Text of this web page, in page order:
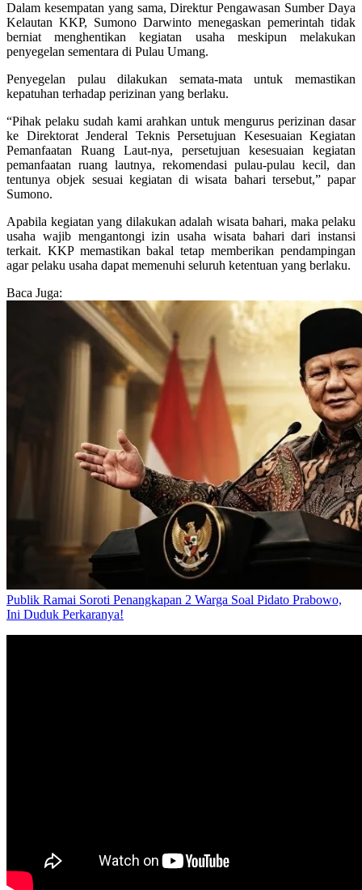
Dalam kesempatan yang sama, Direktur Pengawasan Sumber Daya
Kelautan KKP, Sumono Darwinto menegaskan pemerintah tidak
berniat menghentikan kegiatan usaha meskipun melakukan
penyegelan sementara di Pulau Umang.
Penyegelan pulau dilakukan semata-mata untuk memastikan
kepatuhan terhadap perizinan yang berlaku.
“Pihak pelaku sudah kami arahkan untuk mengurus perizinan dasar
ke Direktorat Jenderal Teknis Persetujuan Kesesuaian Kegiatan
Pemanfaatan Ruang Laut-nya, persetujuan kesesuaian kegiatan
pemanfaatan ruang lautnya, rekomendasi pulau-pulau kecil, dan
tentunya objek sesuai kegiatan di wisata bahari tersebut,” papar
Sumono.
Apabila kegiatan yang dilakukan adalah wisata bahari, maka pelaku
usaha wajib mengantongi izin usaha wisata bahari dari instansi
terkait. KKP memastikan bakal tetap memberikan pendampingan
agar pelaku usaha dapat memenuhi seluruh ketentuan yang berlaku.
Baca Juga:
Publik Ramai Soroti Penangkapan 2 Warga Soal Pidato Prabowo,
Ini Duduk Perkaranya!